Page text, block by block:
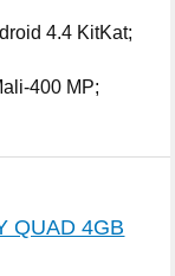
4.4 KitKat;
400 MP;
QUAD 4GB